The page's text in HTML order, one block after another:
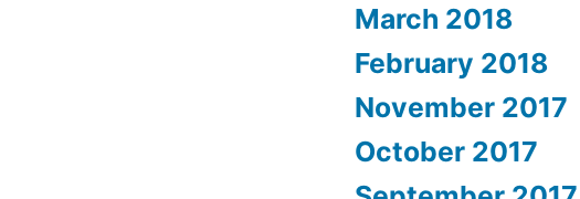
March 2018
February 2018
November 2017
October 2017